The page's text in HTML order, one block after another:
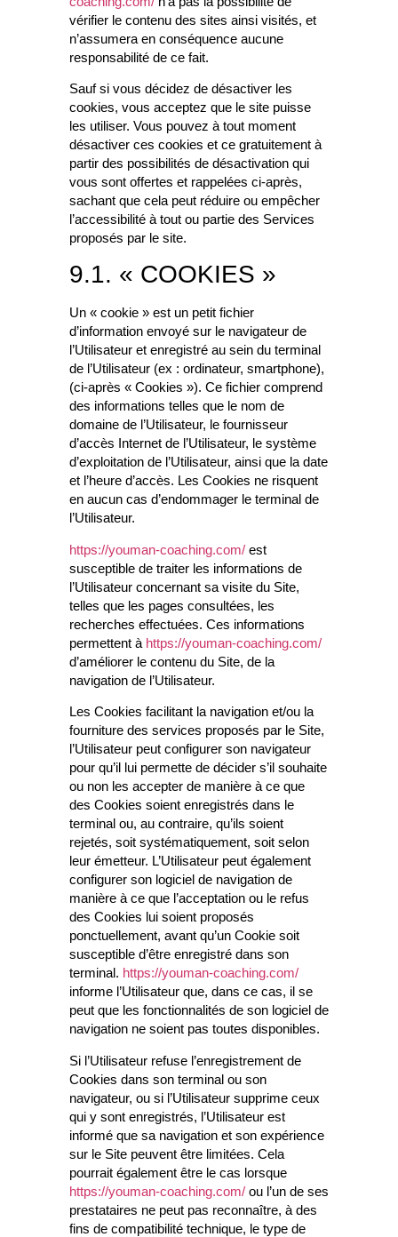
vérifier le contenu des sites ainsi visités, et
n’assumera en conséquence aucune
responsabilité de ce fait.
Sauf si vous décidez de désactiver les
cookies, vous acceptez que le site puisse
les utiliser. Vous pouvez à tout moment
désactiver ces cookies et ce gratuitement à
partir des possibilités de désactivation qui
vous sont offertes et rappelées ci-après,
sachant que cela peut réduire ou empêcher
l’accessibilité à tout ou partie des Services
proposés par le site.
9.1. « COOKIES »
Un « cookie » est un petit fichier
d’information envoyé sur le navigateur de
l’Utilisateur et enregistré au sein du terminal
de l’Utilisateur (ex : ordinateur, smartphone),
(ci-après « Cookies »). Ce fichier comprend
des informations telles que le nom de
domaine de l’Utilisateur, le fournisseur
d’accès Internet de l’Utilisateur, le système
d’exploitation de l’Utilisateur, ainsi que la date
et l’heure d’accès. Les Cookies ne risquent
en aucun cas d’endommager le terminal de
l’Utilisateur.
https://youman-coaching.com/ est
susceptible de traiter les informations de
l’Utilisateur concernant sa visite du Site,
telles que les pages consultées, les
recherches effectuées. Ces informations
permettent à https://youman-coaching.com/
d’améliorer le contenu du Site, de la
navigation de l’Utilisateur.
Les Cookies facilitant la navigation et/ou la
fourniture des services proposés par le Site,
l’Utilisateur peut configurer son navigateur
pour qu’il lui permette de décider s’il souhaite
ou non les accepter de manière à ce que
des Cookies soient enregistrés dans le
terminal ou, au contraire, qu’ils soient
rejetés, soit systématiquement, soit selon
leur émetteur. L’Utilisateur peut également
configurer son logiciel de navigation de
manière à ce que l’acceptation ou le refus
des Cookies lui soient proposés
ponctuellement, avant qu’un Cookie soit
susceptible d’être enregistré dans son
terminal. https://youman-coaching.com/
informe l’Utilisateur que, dans ce cas, il se
peut que les fonctionnalités de son logiciel de
navigation ne soient pas toutes disponibles.
Si l’Utilisateur refuse l’enregistrement de
Cookies dans son terminal ou son
navigateur, ou si l’Utilisateur supprime ceux
qui y sont enregistrés, l’Utilisateur est
informé que sa navigation et son expérience
sur le Site peuvent être limitées. Cela
pourrait également être le cas lorsque
https://youman-coaching.com/ ou l’un de ses
prestataires ne peut pas reconnaître, à des
fins de compatibilité technique, le type de